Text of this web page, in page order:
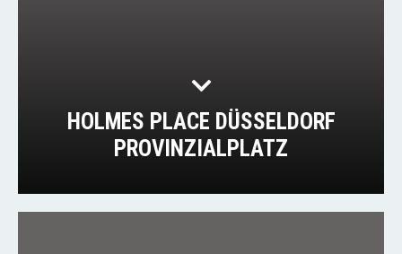
HOLMES PLACE DÜSSELDORF
PROVINZIALPLATZ